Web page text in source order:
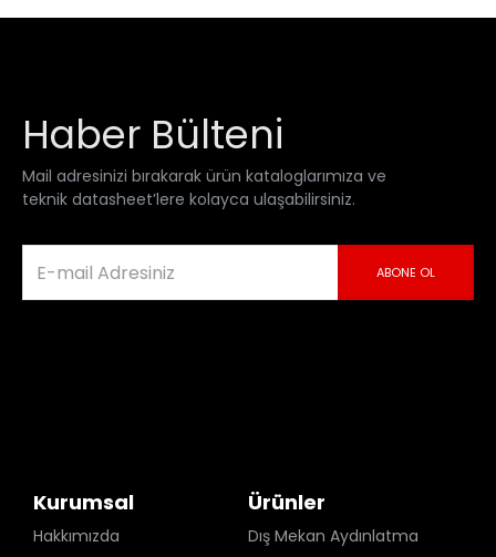
Haber Bülteni
Mail adresinizi bırakarak ürün kataloglarımıza ve
teknik datasheet’lere kolayca ulaşabilirsiniz.
ABONE OL
Kurumsal
Hakkımızda
Ürünler
Dış Mekan Aydınlatma